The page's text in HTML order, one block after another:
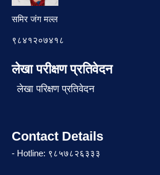
समिर जंग मल्ल
९८४१२०७४१८
लेखा परीक्षण प्रतिवेदन
लेखा परिक्षण प्रतिवेदन
Contact Details
- Hotline: ९८५७८२६३३३